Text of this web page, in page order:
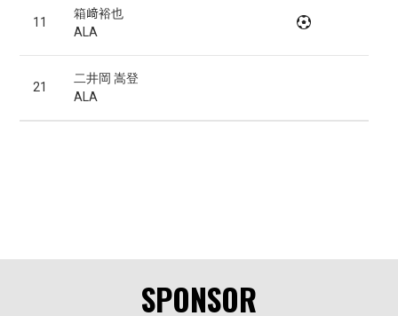
11
箱﨑裕也
ALA
21
二井岡 嵩登
ALA
SPONSOR